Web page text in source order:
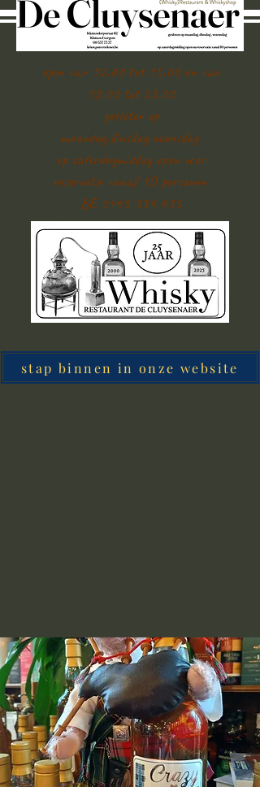
open van 12.00 tot 15.00 en van
18.00 tot 23.00
gesloten op
maandag,dinsdag,woensdag
op zaterdagmiddag open voor
reservatie vanaf 1O personen
BE 0465 334 635
stap binnen in onze website